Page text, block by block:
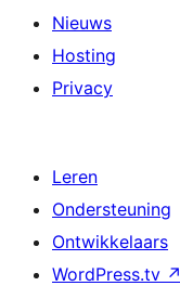
Nieuws
Hosting
Privacy
Leren
Ondersteuning
Ontwikkelaars
WordPress.tv ↗